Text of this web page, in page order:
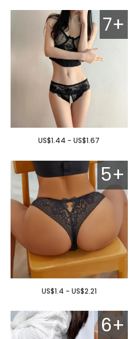
7+
US$1.44 - US$1.67
5+
US$1.4 - US$2.21
6+